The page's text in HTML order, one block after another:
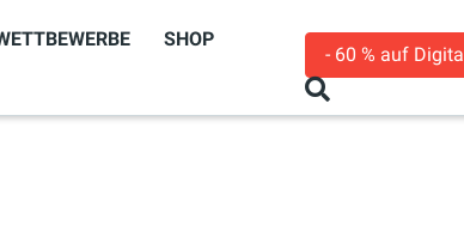
SHOP
- 60 % auf